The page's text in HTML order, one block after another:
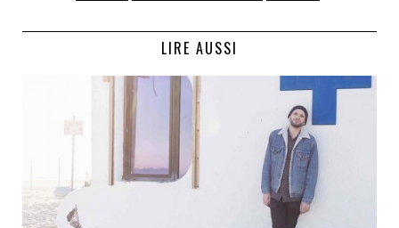
LIRE AUSSI